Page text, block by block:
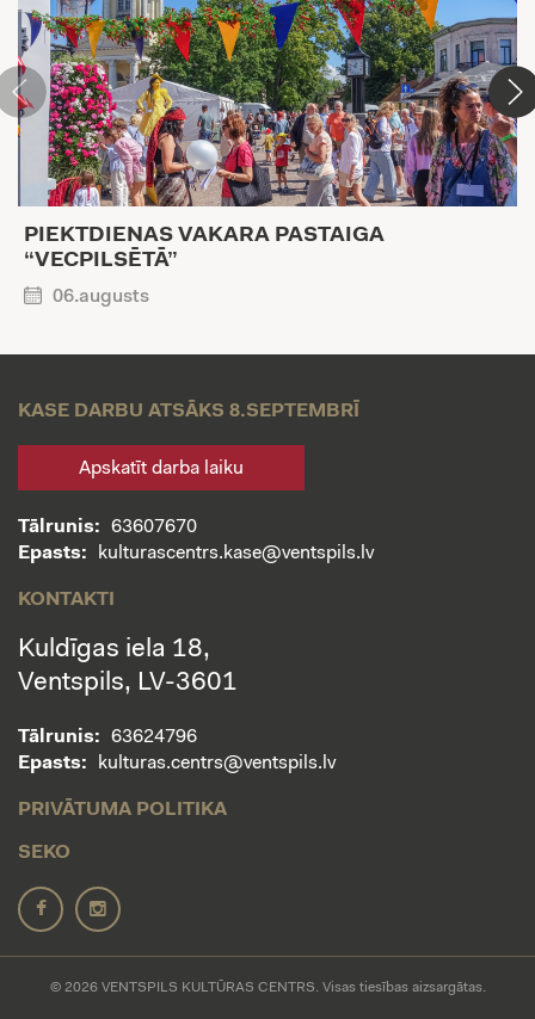
PIEKTDIENAS VAKARA PASTAIGA
“VECPILSĒTĀ”
06.augusts
KASE DARBU ATSĀKS 8.SEPTEMBRĪ
Apskatīt darba laiku
Tālrunis:
63607670
Epasts:
kulturascentrs.kase@ventspils.lv
KONTAKTI
Kuldīgas iela 18,
Ventspils, LV-3601
Tālrunis:
63624796
Epasts:
kulturas.centrs@ventspils.lv
PRIVĀTUMA POLITIKA
SEKO
© 2026 VENTSPILS KULTŪRAS CENTRS. Visas tiesības aizsargātas.